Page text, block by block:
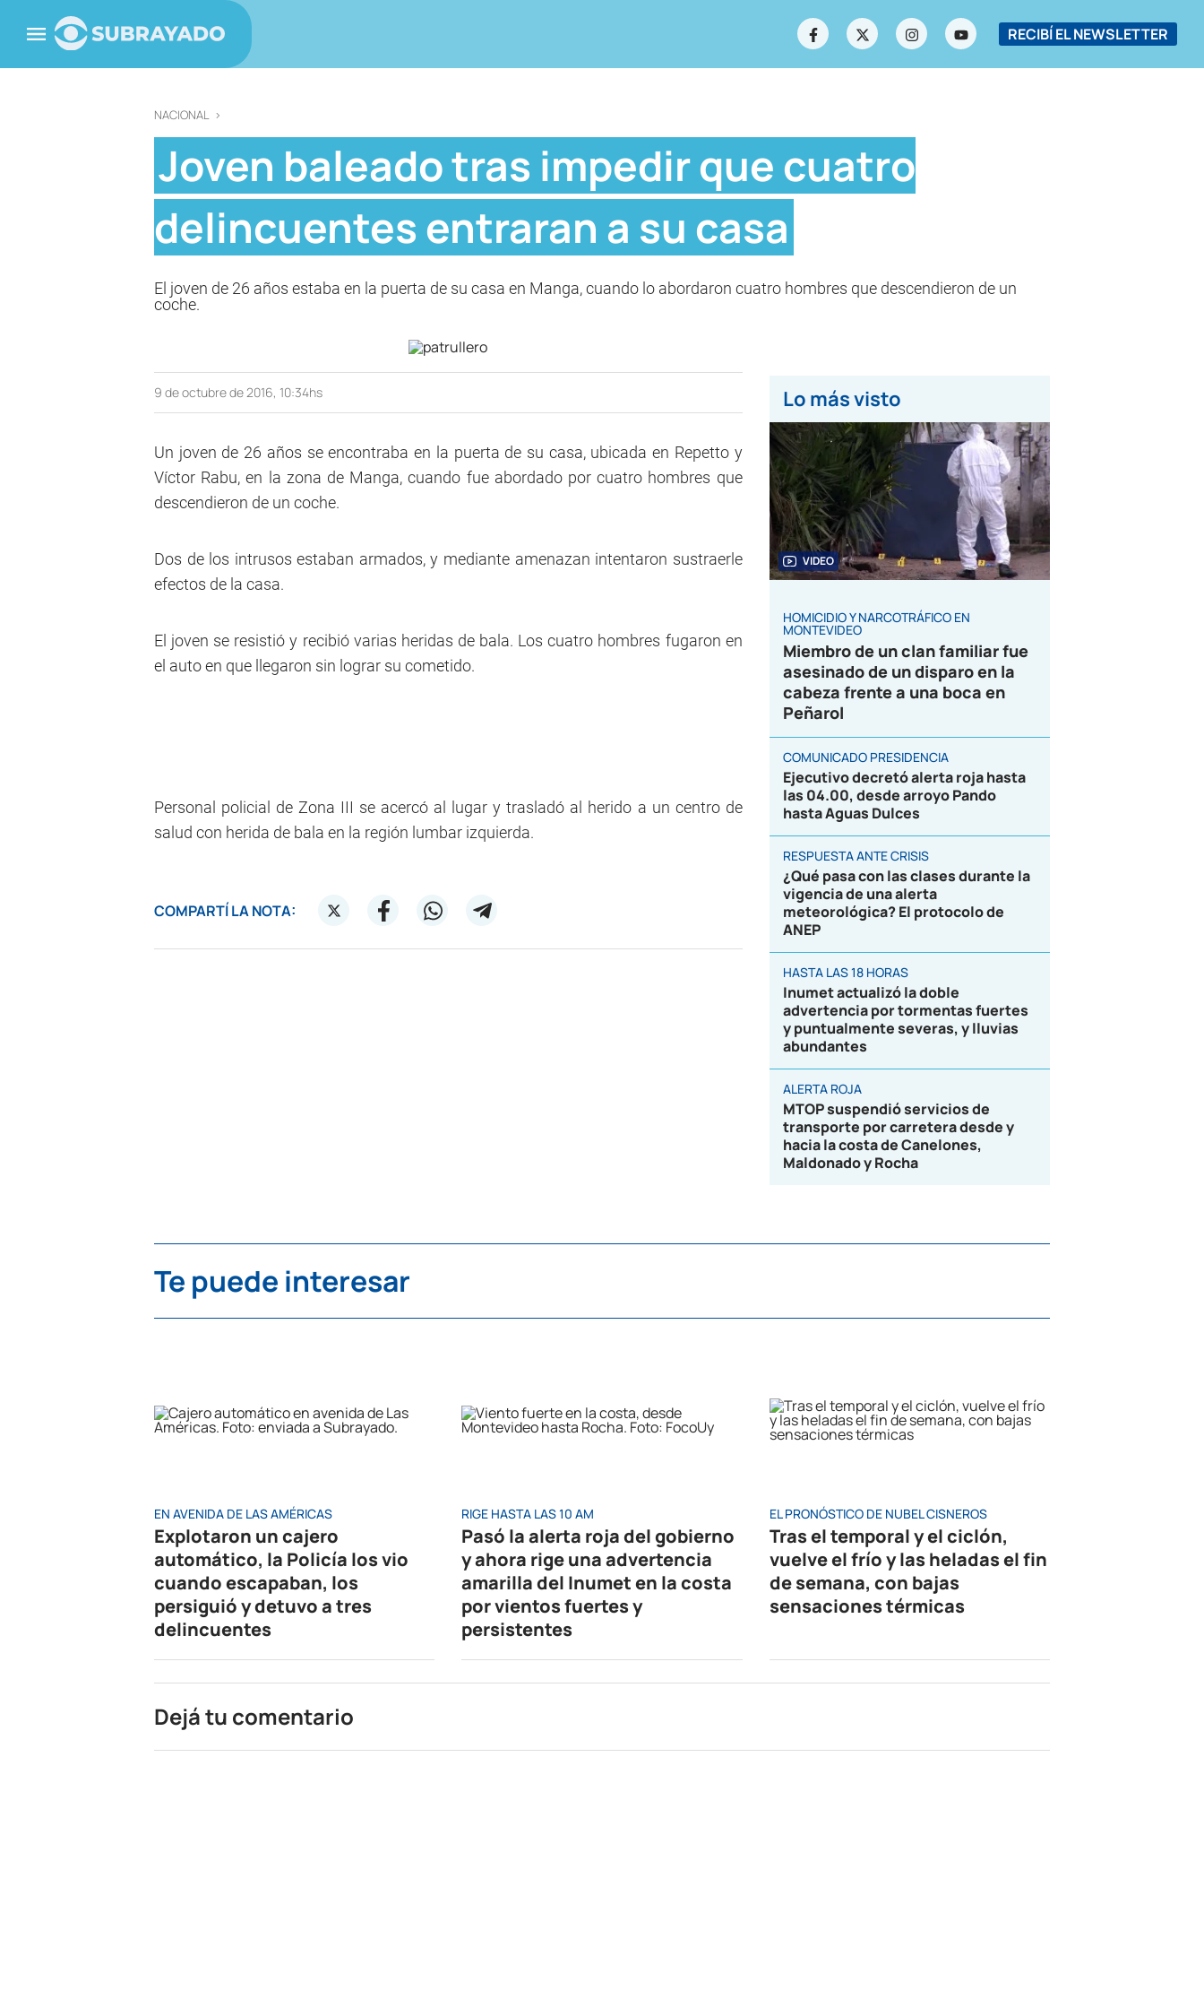
RECIBÍ EL NEWSLETTER
NACIONAL >
Joven baleado tras impedir que cuatro
delincuentes entraran a su casa
El joven de 26 años estaba en la puerta de su casa en Manga, cuando lo abordaron cuatro hombres que descendieron de un
coche.
9 de octubre de 2016, 10:34hs
Un joven de 26 años se encontraba en la puerta de su casa, ubicada en Repetto y
Víctor Rabu, en la zona de Manga, cuando fue abordado por cuatro hombres que
descendieron de un coche.
Dos de los intrusos estaban armados, y mediante amenazan intentaron sustraerle
efectos de la casa.
El joven se resistió y recibió varias heridas de bala. Los cuatro hombres fugaron en
el auto en que llegaron sin lograr su cometido.
Personal policial de Zona III se acercó al lugar y trasladó al herido a un centro de
salud con herida de bala en la región lumbar izquierda.
COMPARTÍ LA NOTA:
Lo más visto
VIDEO
HOMICIDIO Y NARCOTRÁFICO EN
MONTEVIDEO
Miembro de un clan familiar fue
asesinado de un disparo en la
cabeza frente a una boca en
Peñarol
COMUNICADO PRESIDENCIA
Ejecutivo decretó alerta roja hasta
las 04.00, desde arroyo Pando
hasta Aguas Dulces
RESPUESTA ANTE CRISIS
¿Qué pasa con las clases durante la
vigencia de una alerta
meteorológica? El protocolo de
ANEP
HASTA LAS 18 HORAS
Inumet actualizó la doble
advertencia por tormentas fuertes
y puntualmente severas, y lluvias
abundantes
ALERTA ROJA
MTOP suspendió servicios de
transporte por carretera desde y
hacia la costa de Canelones,
Maldonado y Rocha
Te puede interesar
EN AVENIDA DE LAS AMÉRICAS
Explotaron un cajero
automático, la Policía los vio
cuando escapaban, los
persiguió y detuvo a tres
delincuentes
RIGE HASTA LAS 10 AM
Pasó la alerta roja del gobierno
y ahora rige una advertencia
amarilla del Inumet en la costa
por vientos fuertes y
persistentes
EL PRONÓSTICO DE NUBEL CISNEROS
Tras el temporal y el ciclón,
vuelve el frío y las heladas el fin
de semana, con bajas
sensaciones térmicas
Dejá tu comentario